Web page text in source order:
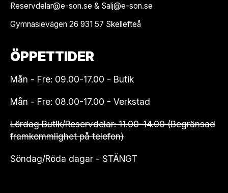
Reservdelar@e-son.se & Salj@e-son.se
Gymnasievägen 26 931 57 Skellefteå
ÖPPETTIDER
Mån - Fre: 09.00-17.00 - Butik
Mån - Fre: 08.00-17.00 - Verkstad
Lördag Butik/Reservdelar: 11.00-14.00 (Begränsad
framkommlighet på telefon)
Söndag/Röda dagar - STÄNGT